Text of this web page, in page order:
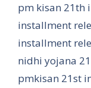
pm kisan 21th
installment
installment
nidhi yojana
pmkisan 21st